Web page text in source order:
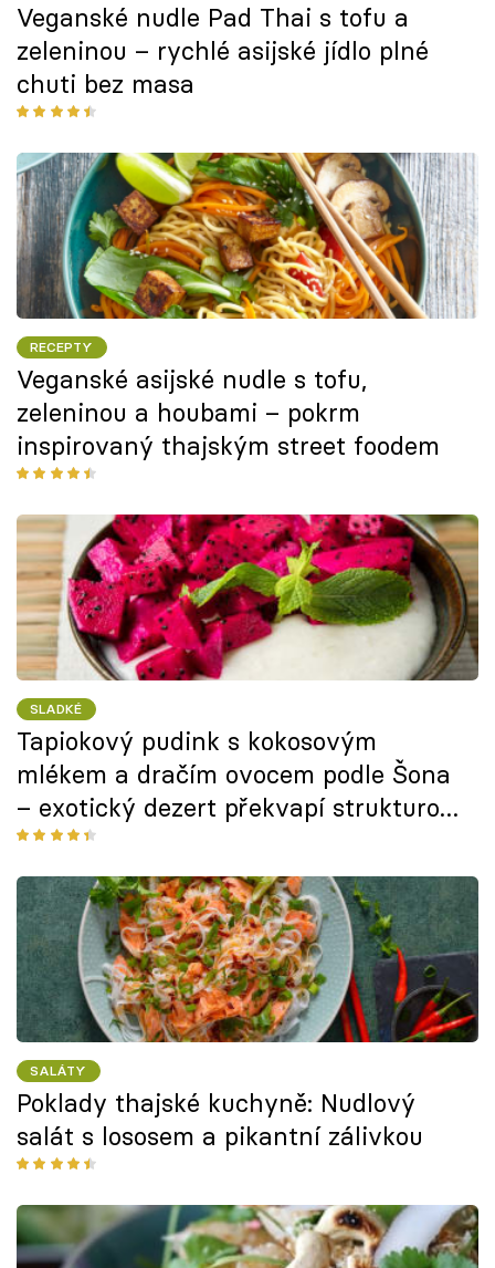
Veganské nudle Pad Thai s tofu a
zeleninou – rychlé asijské jídlo plné
chuti bez masa
RECEPTY
Veganské asijské nudle s tofu,
zeleninou a houbami – pokrm
inspirovaný thajským street foodem
SLADKÉ
Tapiokový pudink s kokosovým
mlékem a dračím ovocem podle Šona
– exotický dezert překvapí strukturou,
chutí i barvou
SALÁTY
Poklady thajské kuchyně: Nudlový
salát s lososem a pikantní zálivkou